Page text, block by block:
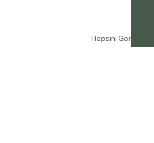
Hepsini Gör